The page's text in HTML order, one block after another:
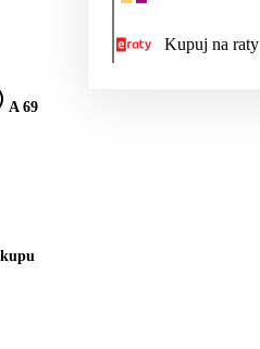
A 69
Kupuj na raty